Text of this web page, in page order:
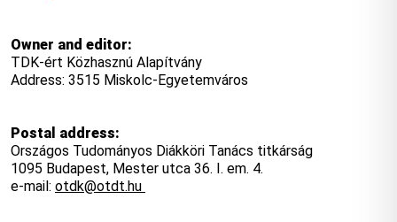
Owner and editor:
TDK-ért Közhasznú Alapítvány
Address: 3515 Miskolc-Egyetemváros
Postal address:
Országos Tudományos Diákköri Tanács titkárság
1095 Budapest, Mester utca 36. I. em. 4.
e-mail: otdk@otdt.hu